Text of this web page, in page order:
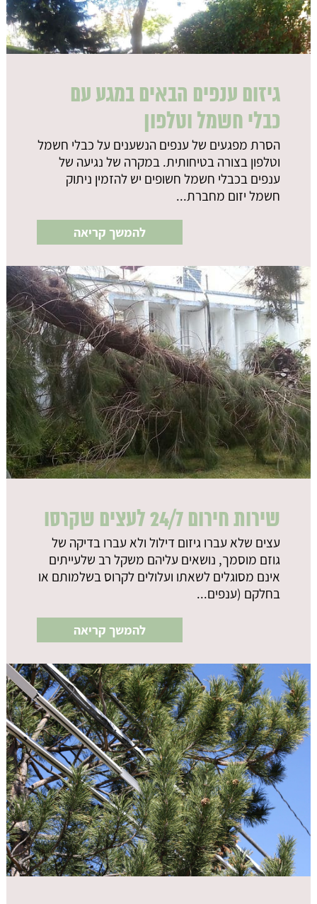
גיזום ענפים הבאים במגע עם
כבלי חשמל וטלפון
הסרת מפגעים של ענפים הנשענים על כבלי חשמל
וטלפון בצורה בטיחותית. במקרה של נגיעה של
ענפים בכבלי חשמל חשופים יש להזמין ניתוק
חשמל יזום מחברת...
להמשך קריאה
שירות חירום 24/7 לעצים שקרסו
עצים שלא עברו גיזום דילול ולא עברו בדיקה של
גוזם מוסמך, נושאים עליהם משקל רב שלעייתים
אינם מסוגלים לשאתו ועלולים לקרוס בשלמותם או
בחלקם (ענפים...
להמשך קריאה